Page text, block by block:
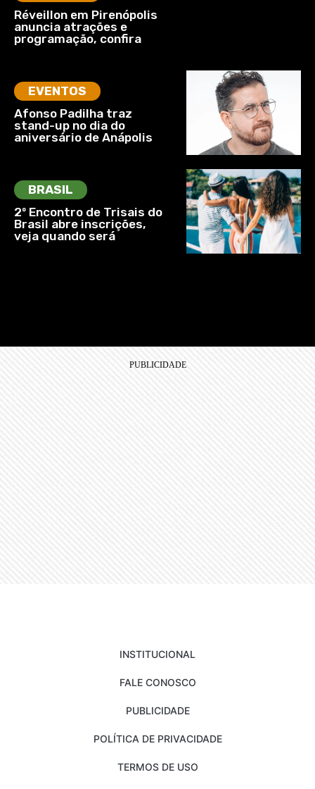
Réveillon em Pirenópolis
anuncia atrações e
programação, confira
EVENTOS
Afonso Padilha traz
stand-up no dia do
aniversário de Anápolis
BRASIL
2º Encontro de Trisais do
Brasil abre inscrições,
veja quando será
INSTITUCIONAL
FALE CONOSCO
PUBLICIDADE
POLÍTICA DE PRIVACIDADE
TERMOS DE USO